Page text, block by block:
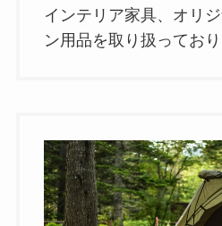
インテリア家具、オリ
ン用品を取り扱っており